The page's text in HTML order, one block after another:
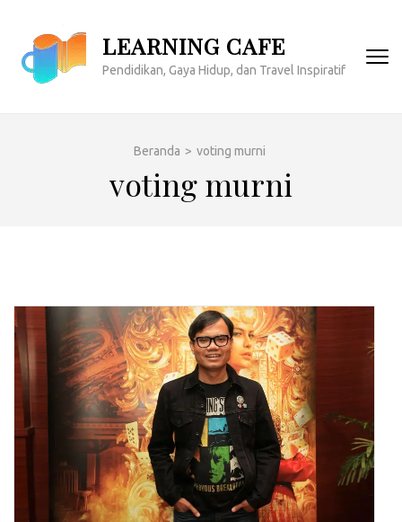
konten
(Tekan
LEARNING CAFE
Pendidikan, Gaya Hidup, dan Travel Inspiratif
Beranda > voting murni
voting murni